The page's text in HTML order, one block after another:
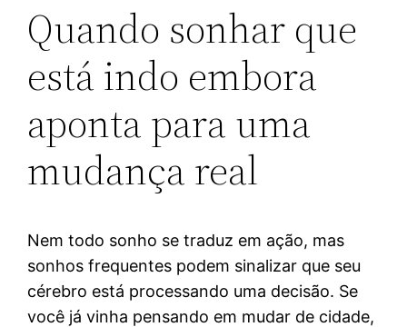
Quando sonhar que
está indo embora
aponta para uma
mudança real
Nem todo sonho se traduz em ação, mas
sonhos frequentes podem sinalizar que seu
cérebro está processando uma decisão. Se
você já vinha pensando em mudar de cidade,